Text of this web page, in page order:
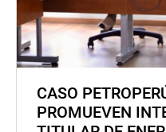
CASO
PROMUEVEN